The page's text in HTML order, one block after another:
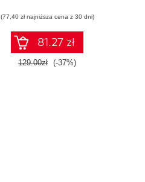
(77,40 zł najniższa cena z 30 dni)
81.27 zł
129.00zł (-37%)